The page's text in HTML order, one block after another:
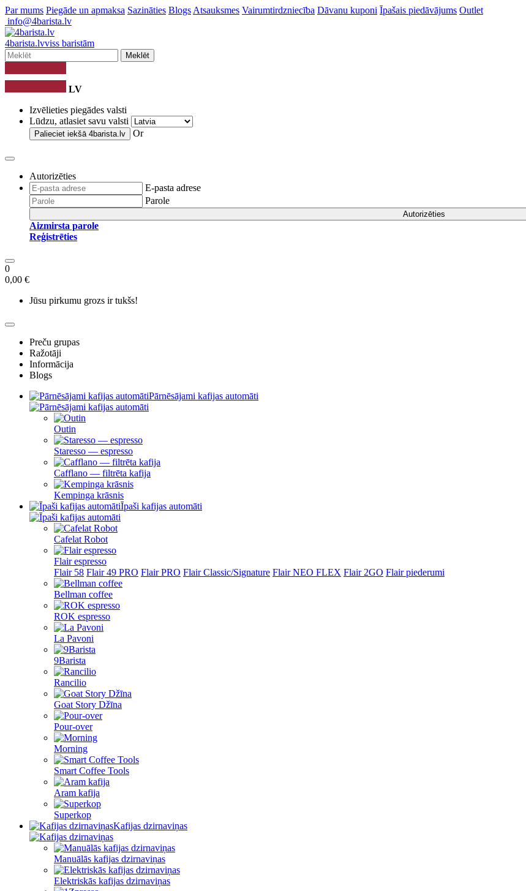
Par mums Piegāde un apmaksa Sazināties Blogs Atsauksmes Vairumtirdzniecība Dāvanu kuponi Īpašais piedāvājums Outlet
info@4barista.lv
4barista.lvviss baristām
Meklēt
LV
Izvēlieties piegādes valsti
Lūdzu, atlasiet savu valsti
Palieciet iekšā 4barista.lv Or
Autorizēties
E-pasta adrese
Parole
Autorizēties
Aizmirsta parole
Reģistrēties
0
0,00 €
Jūsu pirkumu grozs ir tukšs!
Preču grupas
Ražotāji
Informācija
Blogs
Pārnēsājami kafijas automāti
Outin
Staresso — espresso
Cafflano — filtrēta kafija
Kempinga krāsnis
Īpaši kafijas automāti
Cafelat Robot
Flair espresso
Flair 58 Flair 49 PRO Flair PRO Flair Classic/Signature Flair NEO FLEX Flair 2GO Flair piederumi
Bellman coffee
ROK espresso
La Pavoni
9Barista
Rancilio
Goat Story Džīna
Pour-over
Morning
Smart Coffee Tools
Aram kafija
Superkop
Kafijas dzirnaviņas
Manuālās kafijas dzirnaviņas
Elektriskās kafijas dzirnaviņas